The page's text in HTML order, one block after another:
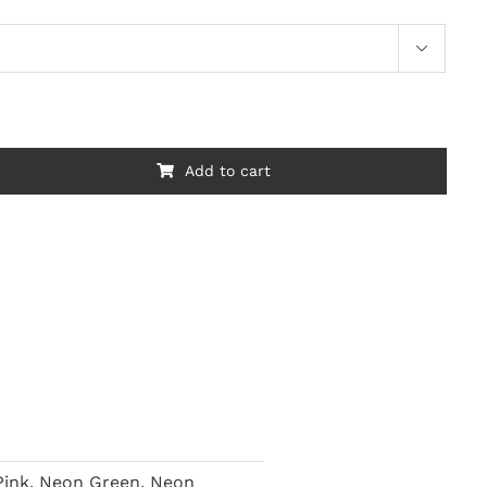

Add to cart
Neon Green, Neon